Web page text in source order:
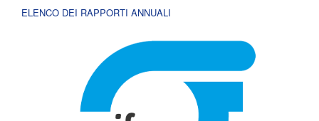
ELENCO DEI RAPPORTI ANNUALI